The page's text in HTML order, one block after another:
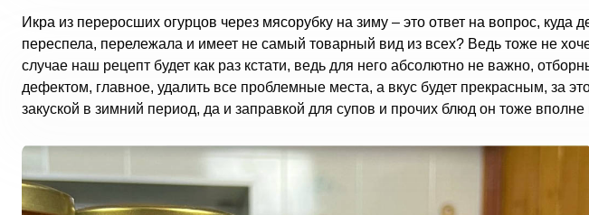
Икра из переросших огурцов через мясорубку на зиму – это ответ на вопрос, куда
переспела, перележала и имеет не самый товарный вид из всех? Ведь тоже не
случае наш рецепт будет как раз кстати, ведь для него абсолютно не важно,
дефектом, главное, удалить все проблемные места, а вкус будет прекрасным, за
закуской в зимний период, да и заправкой для супов и прочих блюд он тоже